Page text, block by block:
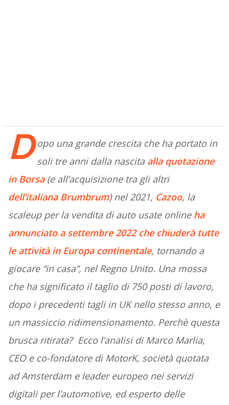
D opo una grande crescita che ha portato in
soli tre anni dalla nascita alla quotazione
in Borsa(e all’acquisizione tra gli altri
dell’italiana Brumbrum) nel 2021, Cazoo, la
scaleup per la vendita di auto usate online ha
annunciato a settembre 2022 che chiuderà tutte
le attività in Europa continentale, tornando a
giocare “in casa”, nel Regno Unito. Una mossa
che ha significato il taglio di 750 posti di lavoro,
dopo i precedenti tagli in UK nello stesso anno, e
un massiccio ridimensionamento. Perchè questa
brusca ritirata? Ecco l’analisi di Marco Marlia,
CEO e co-fondatore di MotorK, società quotata
ad Amsterdam e leader europeo nei servizi
digitali per l’automotive, ed esperto delle